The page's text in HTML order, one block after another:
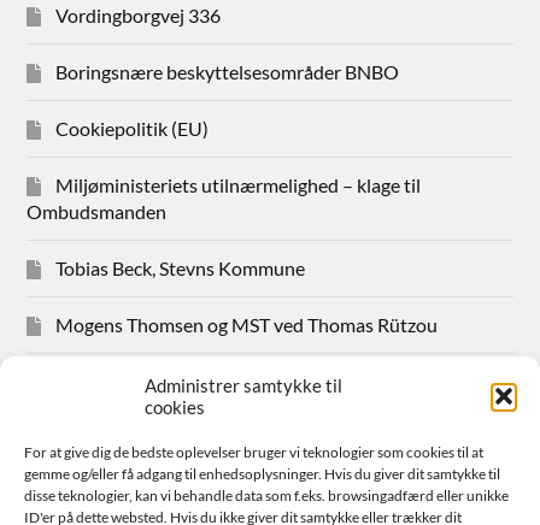
Administrer samtykke til
cookies
For at give dig de bedste oplevelser bruger vi teknologier som cookies til at
gemme og/eller få adgang til enhedsoplysninger. Hvis du giver dit samtykke til
disse teknologier, kan vi behandle data som f.eks. browsingadfærd eller unikke
ID'er på dette websted. Hvis du ikke giver dit samtykke eller trækker dit
Vordingborgvej 336
Boringsnære beskyttelsesområder BNBO
Cookiepolitik (EU)
Miljøministeriets utilnærmelighed – klage til
Ombudsmanden
Tobias Beck, Stevns Kommune
Mogens Thomsen og MST ved Thomas Rützou
Avisudklip 2024
Sager for medlemmer